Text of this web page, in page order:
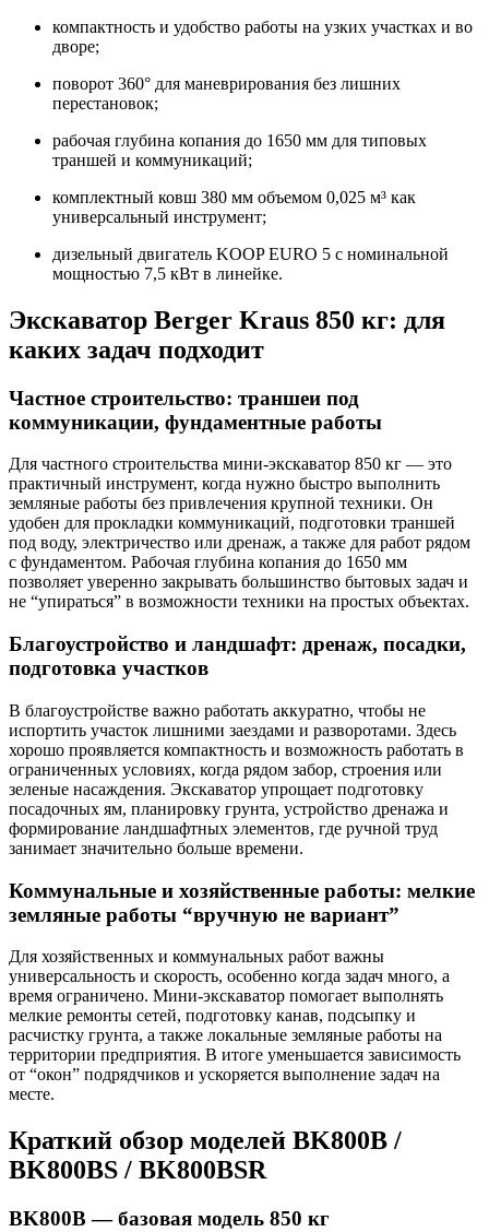
компактность и удобство работы на узких участках и во
дворе;
поворот 360° для маневрирования без лишних
перестановок;
рабочая глубина копания до 1650 мм для типовых
траншей и коммуникаций;
комплектный ковш 380 мм объемом 0,025 м³ как
универсальный инструмент;
дизельный двигатель KOOP EURO 5 с номинальной
мощностью 7,5 кВт в линейке.
Экскаватор Berger Kraus 850 кг: для
каких задач подходит
Частное строительство: траншеи под
коммуникации, фундаментные работы
Для частного строительства мини-экскаватор 850 кг — это
практичный инструмент, когда нужно быстро выполнить
земляные работы без привлечения крупной техники. Он
удобен для прокладки коммуникаций, подготовки траншей
под воду, электричество или дренаж, а также для работ рядом
с фундаментом. Рабочая глубина копания до 1650 мм
позволяет уверенно закрывать большинство бытовых задач и
не “упираться” в возможности техники на простых объектах.
Благоустройство и ландшафт: дренаж, посадки,
подготовка участков
В благоустройстве важно работать аккуратно, чтобы не
испортить участок лишними заездами и разворотами. Здесь
хорошо проявляется компактность и возможность работать в
ограниченных условиях, когда рядом забор, строения или
зеленые насаждения. Экскаватор упрощает подготовку
посадочных ям, планировку грунта, устройство дренажа и
формирование ландшафтных элементов, где ручной труд
занимает значительно больше времени.
Коммунальные и хозяйственные работы: мелкие
земляные работы “вручную не вариант”
Для хозяйственных и коммунальных работ важны
универсальность и скорость, особенно когда задач много, а
время ограничено. Мини-экскаватор помогает выполнять
мелкие ремонты сетей, подготовку канав, подсыпку и
расчистку грунта, а также локальные земляные работы на
территории предприятия. В итоге уменьшается зависимость
от “окон” подрядчиков и ускоряется выполнение задач на
месте.
Краткий обзор моделей BK800B /
BK800BS / BK800BSR
BK800B — базовая модель 850 кг